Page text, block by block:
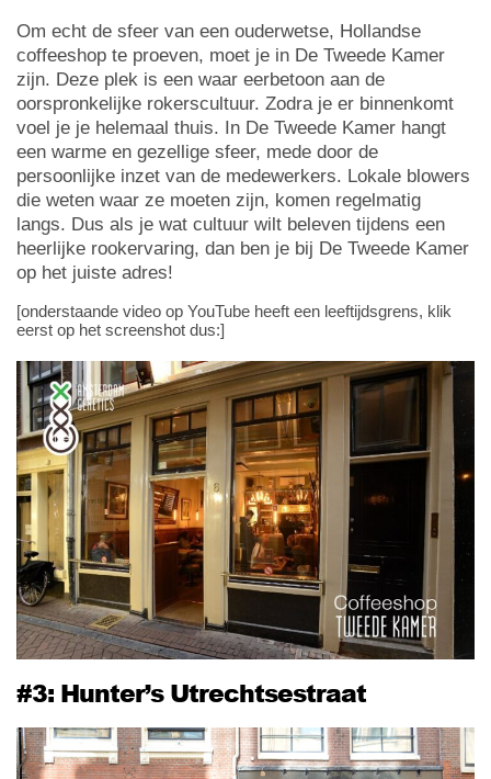
Om echt de sfeer van een ouderwetse, Hollandse
coffeeshop te proeven, moet je in De Tweede Kamer
zijn. Deze plek is een waar eerbetoon aan de
oorspronkelijke rokerscultuur. Zodra je er binnenkomt
voel je je helemaal thuis. In De Tweede Kamer hangt
een warme en gezellige sfeer, mede door de
persoonlijke inzet van de medewerkers. Lokale blowers
die weten waar ze moeten zijn, komen regelmatig
langs. Dus als je wat cultuur wilt beleven tijdens een
heerlijke rookervaring, dan ben je bij De Tweede Kamer
op het juiste adres!
[onderstaande video op YouTube heeft een leeftijdsgrens, klik
eerst op het screenshot dus:]
#3: Hunter’s Utrechtsestraat